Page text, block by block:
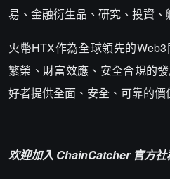
易、金融衍生品、研究、投資、
火幣HTX作為全球領先的
繁榮、財富效應、安全合規的
好者提供全面、安全、可靠的價
欢迎加入 ChainCatcher 官方社